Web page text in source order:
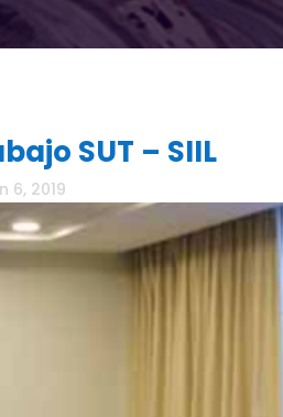
SUT – SIIL
6, 2019